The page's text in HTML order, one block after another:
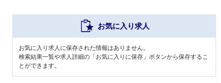
お気に入り求人
お気に入り求人に保存された情報はありません。
検索結果一覧や求人詳細の「お気に入りに保存」ボタンから保存するこ
とができます。